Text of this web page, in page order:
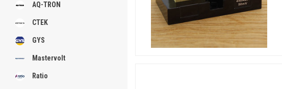
AQ-TRON
CTEK
GYS
Mastervolt
Ratio